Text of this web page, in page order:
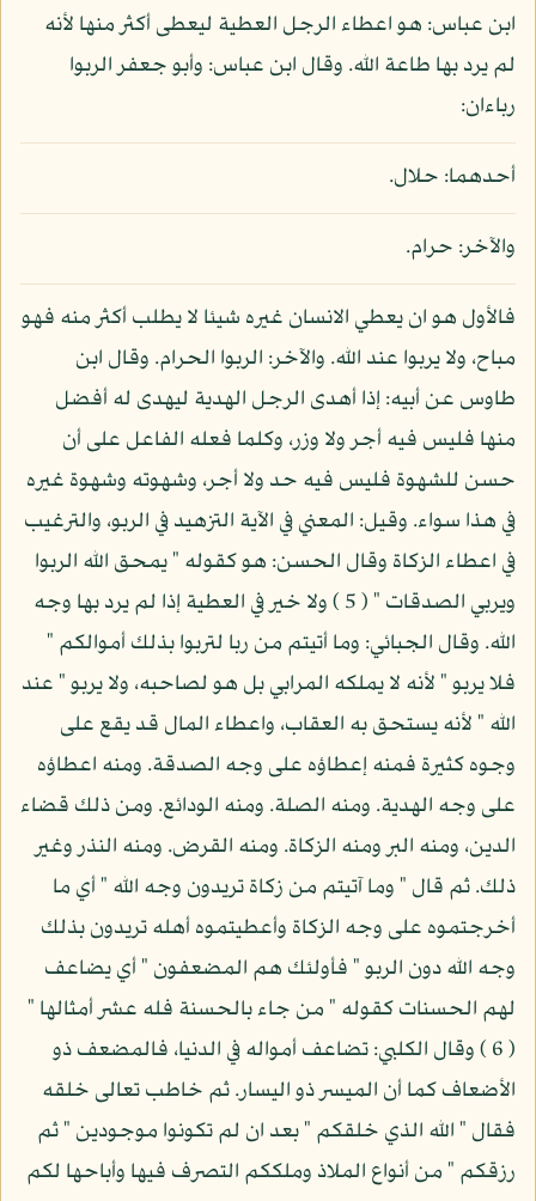
ابن عباس: هو اعطاء الرجل العطية ليعطى أكثر منها لأنه
لم يرد بها طاعة الله. وقال ابن عباس: وأبو جعفر الربوا
رباءان:
أحدهما: حلال.
والآخر: حرام.
فالأول هو ان يعطي الانسان غيره شيئا لا يطلب أكثر منه فهو
مباح، ولا يربوا عند الله. والآخر: الربوا الحرام. وقال ابن
طاوس عن أبيه: إذا أهدى الرجل الهدية ليهدى له أفضل
منها فليس فيه أجر ولا وزر، وكلما فعله الفاعل على أن
حسن للشهوة فليس فيه حد ولا أجر، وشهوته وشهوة غيره
في هذا سواء. وقيل: المعني في الآية التزهيد في الربو، والترغيب
في اعطاء الزكاة وقال الحسن: هو كقوله " يمحق الله الربوا
ويربي الصدقات " ( 5 ) ولا خير في العطية إذا لم يرد بها وجه
الله. وقال الجبائي: وما أتيتم من ربا لتربوا بذلك أموالكم "
فلا يربو " لأنه لا يملكه المرابي بل هو لصاحبه، ولا يربو " عند
الله " لأنه يستحق به العقاب، واعطاء المال قد يقع على
وجوه كثيرة فمنه إعطاؤه على وجه الصدقة. ومنه اعطاؤه
على وجه الهدية. ومنه الصلة. ومنه الودائع. ومن ذلك قضاء
الدين، ومنه البر ومنه الزكاة. ومنه القرض. ومنه النذر وغير
ذلك. ثم قال " وما آتيتم من زكاة تريدون وجه الله " أي ما
أخرجتموه على وجه الزكاة وأعطيتموه أهله تريدون بذلك
وجه الله دون الربو " فأولئك هم المضعفون " أي يضاعف
لهم الحسنات كقوله " من جاء بالحسنة فله عشر أمثالها "
( 6 ) وقال الكلبي: تضاعف أمواله في الدنيا، فالمضعف ذو
الأضعاف كما أن الميسر ذو اليسار. ثم خاطب تعالى خلقه
فقال " الله الذي خلقكم " بعد ان لم تكونوا موجودين " ثم
رزقكم " من أنواع الملاذ وملككم التصرف فيها وأباحها لكم